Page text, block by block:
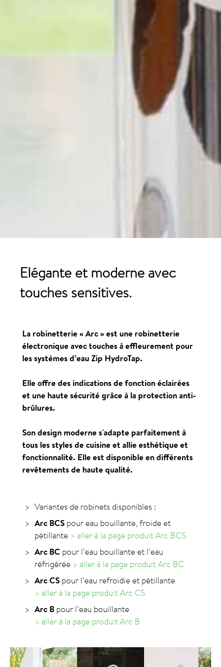
Elégante et moderne avec
touches sensitives.
La robinetterie« Arc »est une robinetterie
électronique avec touches à effleurement pour
les systèmes d’eau Zip HydroTap.
Elle offre des indications de fonction éclairées
et une haute sécurité grâce à la protection anti-
brûlures.
Son design moderne s'adapte parfaitement à
tous les styles de cuisine et allie esthétique et
fonctionnalité. Elle est disponible en différents
revêtements de haute qualité.
Variantes de robinets disponibles :
Arc BCS pour eau bouillante, froide et
pétillante > aller à la page produit Arc BCS
Arc BC pour l’eau bouillante et l’eau
réfrigérée > aller à la page produit Arc BC
Arc CS pour l’eau refroidie et pétillante
> aller à la page produit Arc CS
Arc B pour l’eau bouillante
> aller à la page produit Arc B